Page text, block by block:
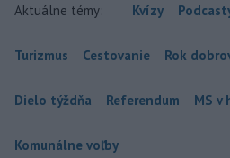
Aktuálne témy: Kvízy
Turizmus Cestovanie Rok
Dielo týždňa Referendum MS v
Komunálne voľby